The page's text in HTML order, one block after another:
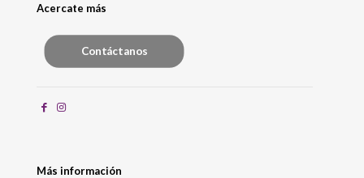
Acercate más
Contáctanos
Más información